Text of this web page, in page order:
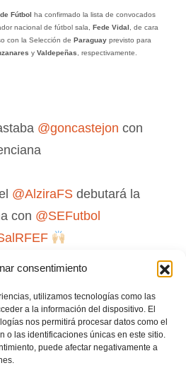
consentimiento
utilizamos tecnologías como las
a la información del dispositivo. El
nos permitirá procesar datos como el
o las identificaciones únicas en este sitio.
puede afectar negativamente a
Fútbol ha confirmado la lista de convocados
nacional de fútbol sala,
Fede Vidal , de cara
con la Selección de Paraguayprevisto para
y Valdepeñas , respectivamente.
@goncastejon con
@AlziraFS debutará la
con @SEFutbol
April 4, 2024